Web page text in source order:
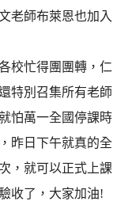
老師布萊恩也加入
校忙得團團轉，仁
特別召集所有老師
怕萬一全國停課時
昨日下午就真的全
，就可以正式上課
收了，大家加油!